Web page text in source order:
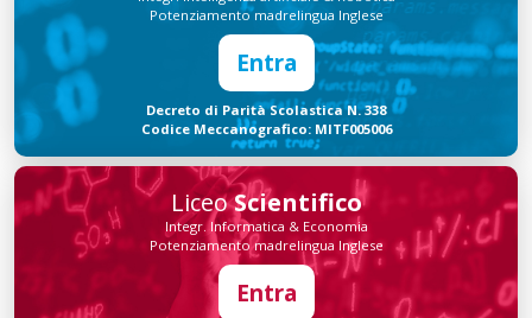
Potenziamento madrelingua Inglese
Entra
Decreto di Parità Scolastica N. 338
Codice Meccanografico: MITF005006
LiceoScientifico
Integr. Informatica & Economia
Potenziamento madrelingua Inglese
Entra